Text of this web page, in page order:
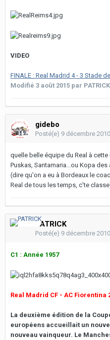
VIDEO
FINALE : Real Madrid 4 - 3 Stade
Modifié 3 août 2015 par PATRICK
gidebo
Posté(e) 9 décembre 2010
quelle belle équipe du Real à
Puskas, Santamaria...ou Kopa des
(dire qu'on a eu à Bordeaux le
Real de tous les temps, c'te
PATRICK
Posté(e) 9 décembre 2010
C1 : Année 1957
Real Madrid CF - AC Fiorentina
La deuxième édition de la
européens accueillait un
nouveau vainqueur. Le